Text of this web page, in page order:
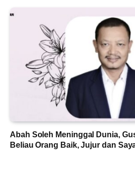
Abah Soleh Meninggal Dunia,
Beliau Orang Baik, Jujur dan